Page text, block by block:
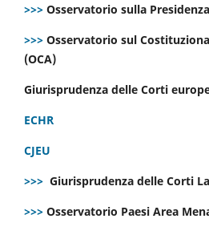
>>> Osservatorio sulla
>>> Osservatorio sul
(OCA)
Giurisprudenza delle Corti
ECHR
CJEU
>>> Giurisprudenza delle Corti
>>> Osservatorio Paesi Area